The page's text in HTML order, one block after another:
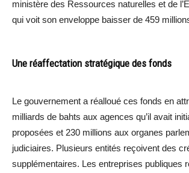
ministère des Ressources naturelles et de
qui voit son enveloppe baisser de 459
Une réaffectation stratégique des fonds
Le gouvernement a réalloué ces fonds en
milliards de bahts aux agences qu’il avait
proposées et 230 millions aux organes
judiciaires. Plusieurs entités reçoivent des
supplémentaires. Les entreprises publiques